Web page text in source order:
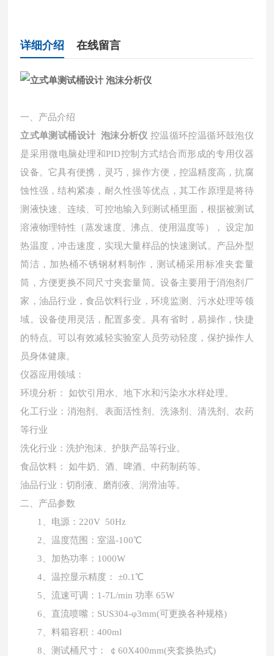
详细介绍 在线留言
一、产品介绍
立式单测试桶设计 泡沫分析仪 控温循环控温循环鼓泡仪
是采用微电脑处理和PID控制方式结合而形成的专用仪器
设备。它具有便携，灵巧，操作方便，控温精度高，抗腐
蚀性强，结构紧凑，耐久性强等优点，其工作原理是将待
测液快速、连续、可控地输入到测试桶里面，根据被测试
溶液物理特性（蒸发速度、沸点、使用温度等）， 设定加
热温度，冲击速度，实现大量样品的快速测试。产品外型
简洁，加热桶不锈钢材料制作，测试桶采用标准夹套量
筒，方便更换不同尺寸夹套量筒。设备主要用于消泡剂厂
家，油品行业，食品饮料行业，环境监测、污水处理等领
域。设备使用灵活，配置多变。具有省时，易操作，快捷
的特点。可以有效减轻实验室人员劳动轻度，保护操作人
员身体健康。
仪器应用领域：
环境分析：
如饮引用水、地下水和污染水水样处理。
化工行业：消泡剂、表面活性剂、洗涤剂、清洗剂、农药
等行业
洗化行业：洗护泡沫、护肤产品等行业。
食品饮料：
如牛奶、酒、啤酒、中药制药等。
油品行业：切削液、磨削液、润滑油等。
二、产品参数
1、电源：220V 50Hz
2、温度范围：室温-100℃
3、加热功率：1000W
4、温控显示精度： ±0.1℃
5、流速可调：1-7L/min 功率 65W
6、直流喷嘴：SUS304-φ3mm(可更换各种规格)
7、料箱容积：400ml
8、测试桶尺寸： ￠60X400mm(夹套换热式)